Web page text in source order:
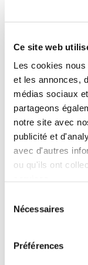
Ce site web
Les cookies
et les annonces,
médias sociaux
partageons
notre site avec
publicité et
avec d'autres
ou qu'ils ont
Nécessaires
Préférences
vous assure une
la
encastrable
votre
opérant un
D'une simple
véritables traits
d'adaptation